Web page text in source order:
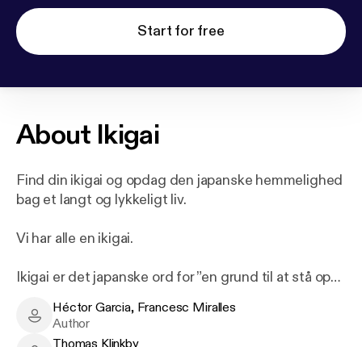
Start for free
About Ikigai
Find din ikigai og opdag den japanske hemmelighed
bag et langt og lykkeligt liv.
Vi har alle en ikigai.
Ikigai er det japanske ord for ”en grund til at stå op
retning og mening. Dér, hvor behov, ønsker,
ambitioner og tilfredshed mødes.
Héctor Garcia, Francesc Miralles - Author
Héctor Garcia, Francesc Miralles
Author
Thomas Klinkby